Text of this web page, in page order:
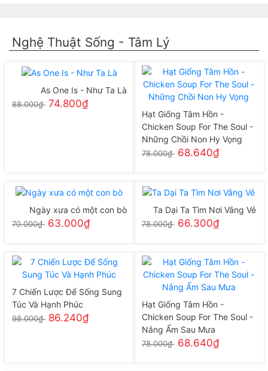
Nghệ Thuật Sống - Tâm Lý
As One Is - Như Ta Là
88.000₫ 74.800₫
Hạt Giống Tâm Hồn -
Chicken Soup For The Soul -
Những Chồi Non Hy Vọng
78.000₫ 68.640₫
Ngày xưa có một con bò
70.000₫ 63.000₫
Ta Dại Ta Tìm Nơi Vắng Vẻ
78.000₫ 66.300₫
7 Chiến Lược Để Sống Sung
Túc Và Hạnh Phúc
98.000₫ 86.240₫
Hạt Giống Tâm Hồn -
Chicken Soup For The Soul -
Nắng Ấm Sau Mưa
78.000₫ 68.640₫